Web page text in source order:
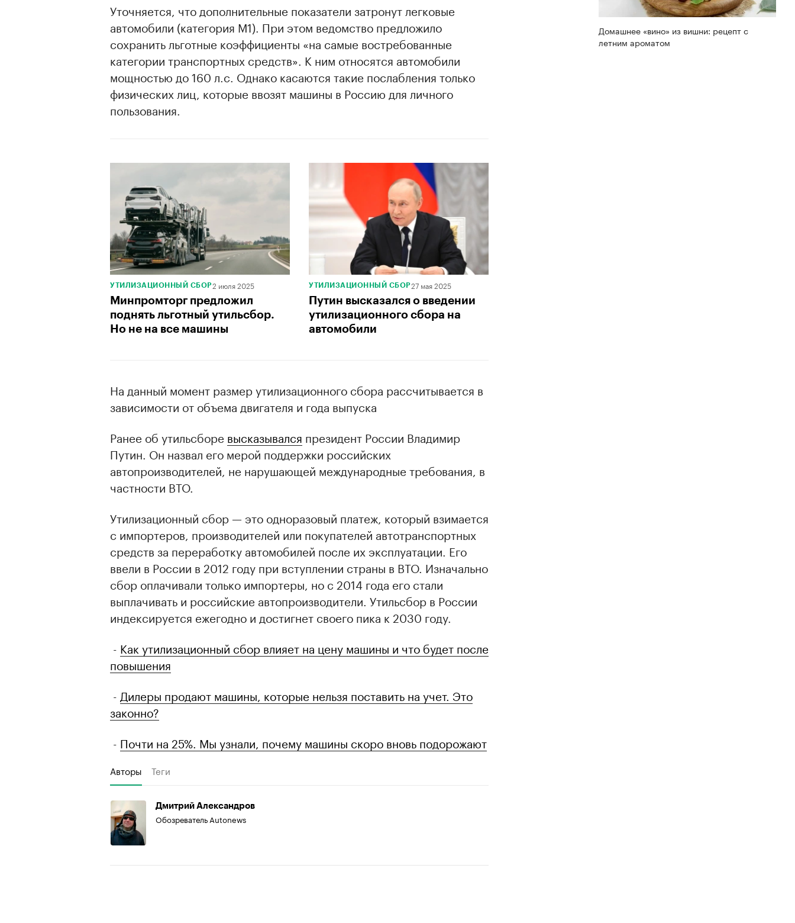
Домашнее «вино» из вишни: рецепт с
летним ароматом
Уточняется, что дополнительные показатели затронут легковые
автомобили (категория М1). При этом ведомство предложило
сохранить льготные коэффициенты «на самые востребованные
категории транспортных средств». К ним относятся автомобили
мощностью до 160 л.с. Однако касаются такие послабления только
физических лиц, которые ввозят машины в Россию для личного
пользования.
УТИЛИЗАЦИОННЫЙ СБОР2 июля 2025
Минпромторг предложил
поднять льготный утильсбор.
Но не на все машины
УТИЛИЗАЦИОННЫЙ СБОР27 мая 2025
Путин высказался о введении
утилизационного сбора на
автомобили
На данный момент размер утилизационного сбора рассчитывается в
зависимости от объема двигателя и года выпуска
Ранее об утильсборе высказывался президент России Владимир
Путин. Он назвал его мерой поддержки российских
автопроизводителей, не нарушающей международные требования, в
частности ВТО.
Утилизационный сбор — это одноразовый платеж, который взимается
с импортеров, производителей или покупателей автотранспортных
средств за переработку автомобилей после их эксплуатации. Его
ввели в России в 2012 году при вступлении страны в ВТО. Изначально
сбор оплачивали только импортеры, но с 2014 года его стали
выплачивать и российские автопроизводители. Утильсбор в России
индексируется ежегодно и достигнет своего пика к 2030 году.
- Как утилизационный сбор влияет на цену машины и что будет после
повышения
- Дилеры продают машины, которые нельзя поставить на учет. Это
законно?
- Почти на 25%. Мы узнали, почему машины скоро вновь подорожают
Авторы Теги
Дмитрий Александров
Обозреватель Autonews